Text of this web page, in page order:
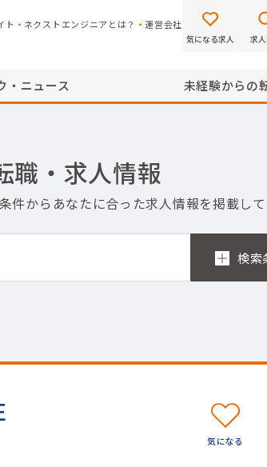
ト ネクストエンジニアとは？ 運営会社
気になる求人 求
・ニュース 未経験からの
職・求人情報
からあなたに合った求人情報を掲載して